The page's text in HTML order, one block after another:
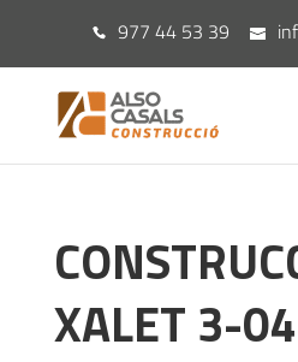
977 44 53 39
XALET 3-04